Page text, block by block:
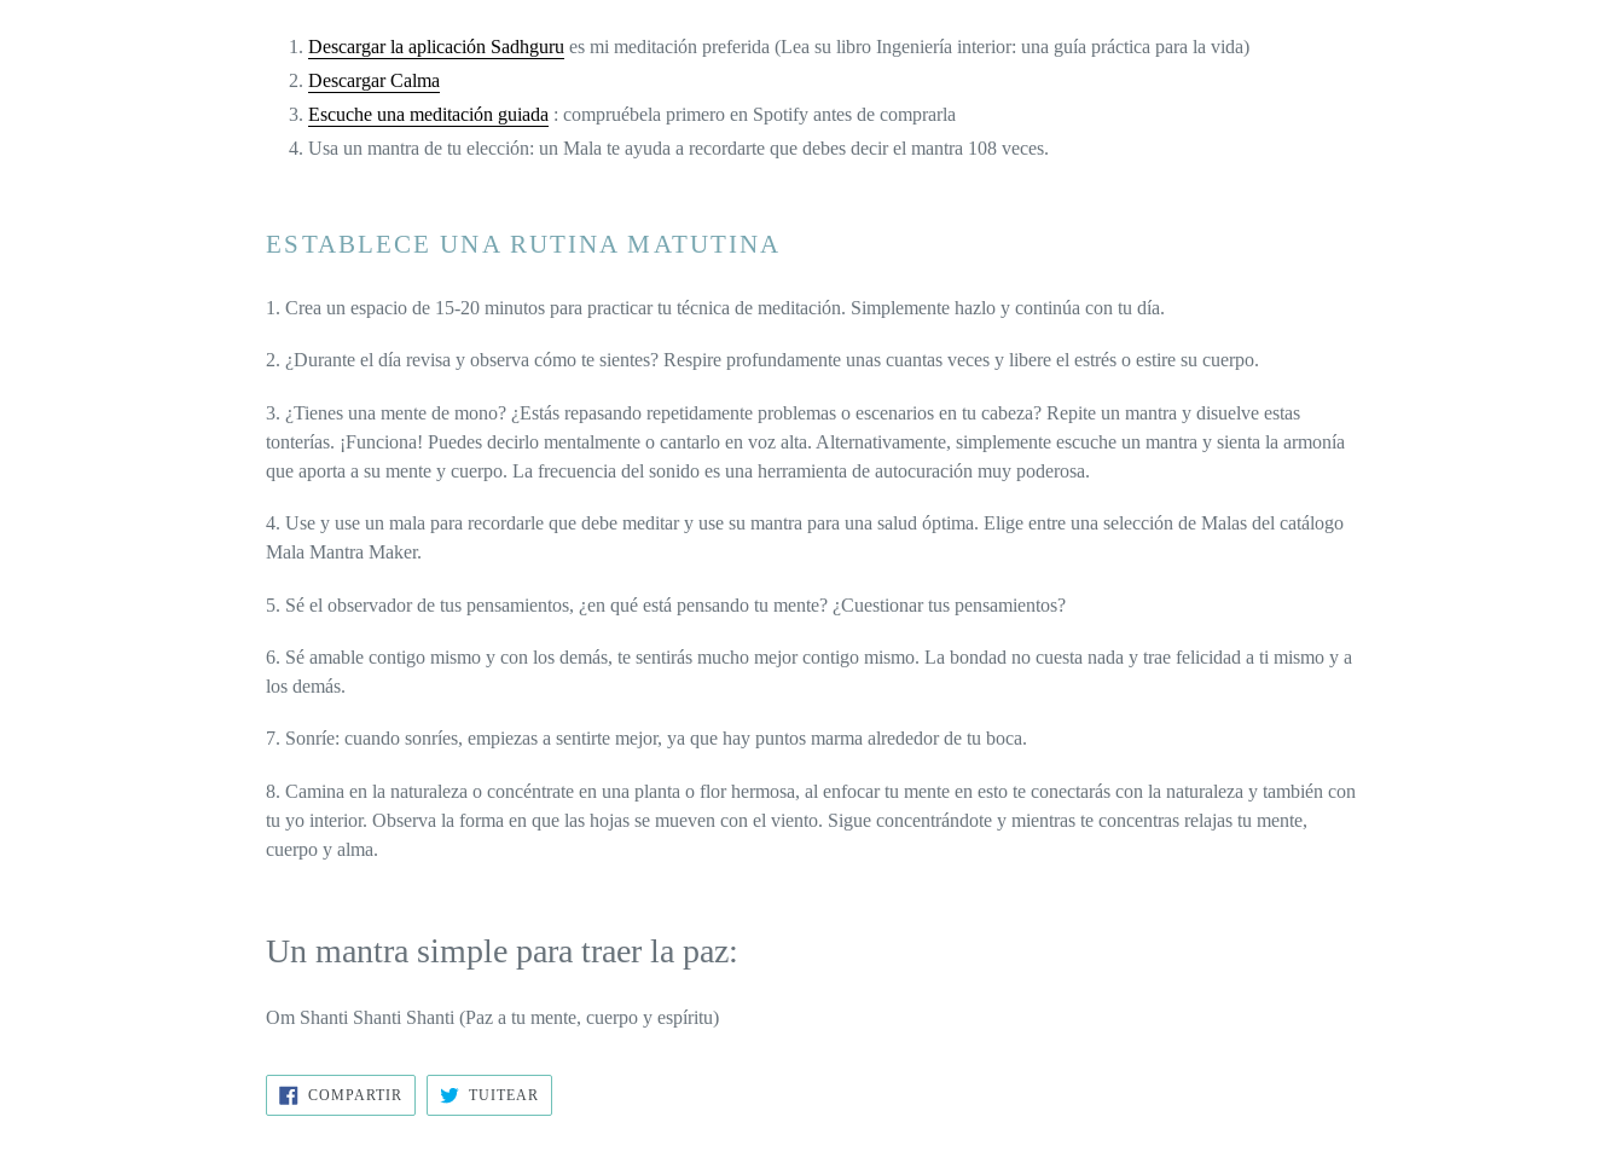
Descargar la aplicación Sadhguru es mi meditación preferida (Lea su libro Ingeniería interior: una guía práctica para la vida)
Descargar Calma
Escuche una meditación guiada : compruébela primero en Spotify antes de comprarla
Usa un mantra de tu elección: un Mala te ayuda a recordarte que debes decir el mantra 108 veces.
ESTABLECE UNA RUTINA MATUTINA
1. Crea un espacio de 15-20 minutos para practicar tu técnica de meditación. Simplemente hazlo y continúa con tu día.
2. ¿Durante el día revisa y observa cómo te sientes? Respire profundamente unas cuantas veces y libere el estrés o estire su cuerpo.
3. ¿Tienes una mente de mono? ¿Estás repasando repetidamente problemas o escenarios en tu cabeza? Repite un mantra y disuelve estas
tonterías. ¡Funciona! Puedes decirlo mentalmente o cantarlo en voz alta. Alternativamente, simplemente escuche un mantra y sienta la armonía
que aporta a su mente y cuerpo. La frecuencia del sonido es una herramienta de autocuración muy poderosa.
4. Use y use un mala para recordarle que debe meditar y use su mantra para una salud óptima. Elige entre una selección de Malas del catálogo
Mala Mantra Maker.
5. Sé el observador de tus pensamientos, ¿en qué está pensando tu mente? ¿Cuestionar tus pensamientos?
6. Sé amable contigo mismo y con los demás, te sentirás mucho mejor contigo mismo. La bondad no cuesta nada y trae felicidad a ti mismo y a
los demás.
7. Sonríe: cuando sonríes, empiezas a sentirte mejor, ya que hay puntos marma alrededor de tu boca.
8. Camina en la naturaleza o concéntrate en una planta o flor hermosa, al enfocar tu mente en esto te conectarás con la naturaleza y también con
tu yo interior. Observa la forma en que las hojas se mueven con el viento. Sigue concentrándote y mientras te concentras relajas tu mente,
cuerpo y alma.
Un mantra simple para traer la paz:
Om Shanti Shanti Shanti (Paz a tu mente, cuerpo y espíritu)
COMPARTIR COMPARTIR
FACEBOOK
TUITEAR
TWITTER